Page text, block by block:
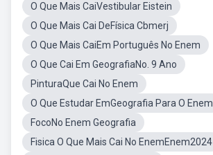
O Que Mais CaiVestibular Eistein
O Que Mais Cai DeFísica Cbmerj
O Que Mais CaiEm Português No Enem
O Que Cai Em GeografiaNo. 9 Ano
PinturaQue Cai No Enem
O Que Estudar EmGeografia Para O Enem
FocoNo Enem Geografia
Fisica O Que Mais Cai No EnemEnem2024